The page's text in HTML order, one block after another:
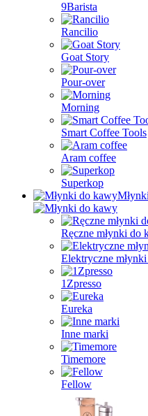
9Barista
Rancilio
Goat Story
Pour-over
Morning
Smart Coffee Tools
Aram coffee
Superkop
Ręczne młynki do
Elektryczne
1Zpresso
Eureka
Inne marki
Timemore
Fellow